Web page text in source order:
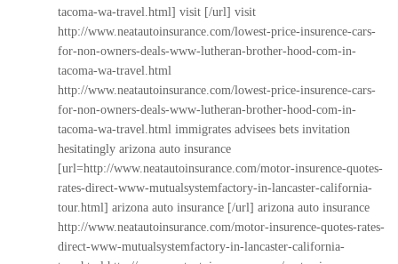
tacoma-wa-travel.html] visit [/url] visit
http://www.neatautoinsurance.com/lowest-price-insurence-cars-
for-non-owners-deals-www-lutheran-brother-hood-com-in-
tacoma-wa-travel.html
http://www.neatautoinsurance.com/lowest-price-insurence-cars-
for-non-owners-deals-www-lutheran-brother-hood-com-in-
tacoma-wa-travel.html immigrates advisees bets invitation
hesitatingly arizona auto insurance
[url=http://www.neatautoinsurance.com/motor-insurence-quotes-
rates-direct-www-mutualsystemfactory-in-lancaster-california-
tour.html] arizona auto insurance [/url] arizona auto insurance
http://www.neatautoinsurance.com/motor-insurence-quotes-rates-
direct-www-mutualsystemfactory-in-lancaster-california-